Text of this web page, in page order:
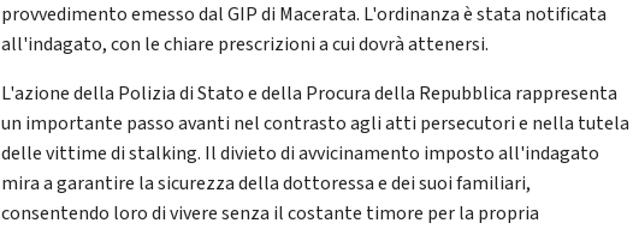
provvedimento emesso dal GIP di Macerata. L'ordinanza è stata notificata
all'indagato, con le chiare prescrizioni a cui dovrà attenersi.
L'azione della Polizia di Stato e della Procura della Repubblica rappresenta
un importante passo avanti nel contrasto agli atti persecutori e nella tutela
delle vittime di stalking. Il divieto di avvicinamento imposto all'indagato
mira a garantire la sicurezza della dottoressa e dei suoi familiari,
consentendo loro di vivere senza il costante timore per la propria